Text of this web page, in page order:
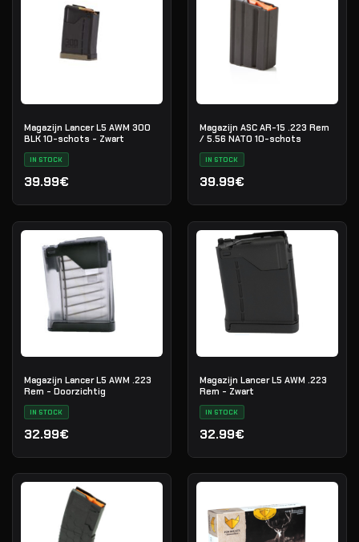
Magazijn Lancer L5 AWM 300
BLK 10-schots - Zwart
IN STOCK
39.99€
Magazijn ASC AR-15 .223 Rem
/ 5.56 NATO 10-schots
IN STOCK
39.99€
Magazijn Lancer L5 AWM .223
Rem - Doorzichtig
IN STOCK
32.99€
Magazijn Lancer L5 AWM .223
Rem - Zwart
IN STOCK
32.99€